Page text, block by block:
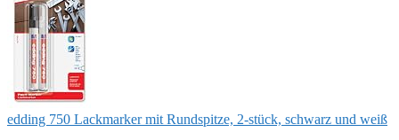
edding 750 Lackmarker mit Rundspitze, 2-stück, schwarz und weiß